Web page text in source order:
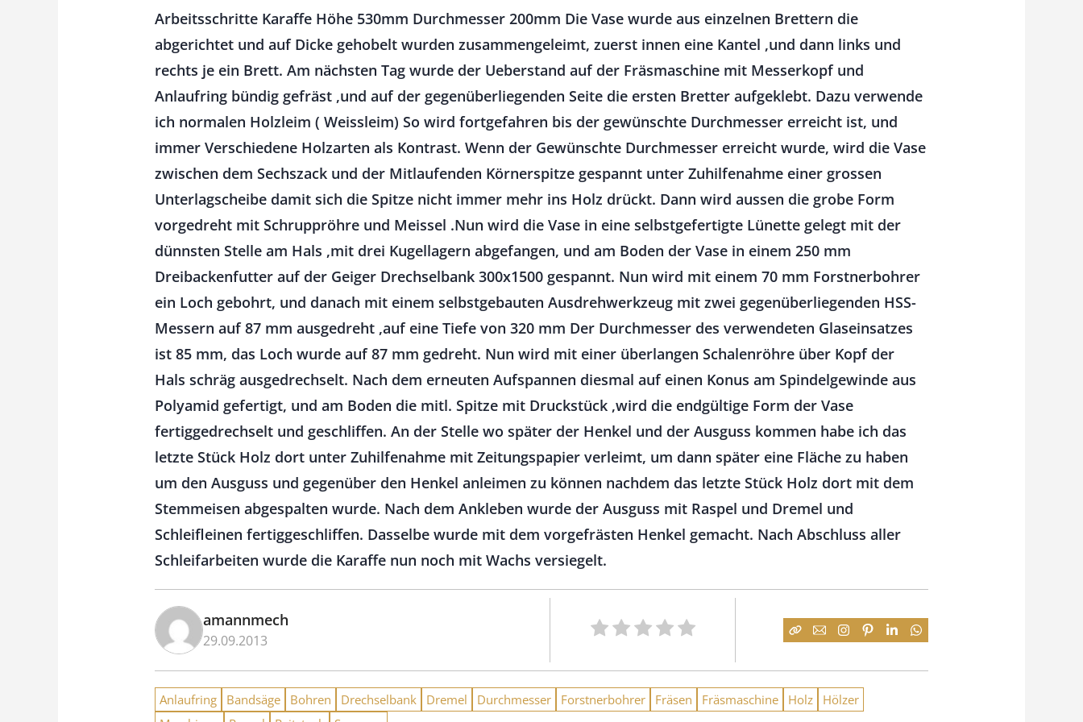
Arbeitsschritte Karaffe Höhe 530mm Durchmesser 200mm Die Vase wurde aus einzelnen Brettern die
abgerichtet und auf Dicke gehobelt wurden zusammengeleimt, zuerst innen eine Kantel ,und dann links und
rechts je ein Brett. Am nächsten Tag wurde der Ueberstand auf der Fräsmaschine mit Messerkopf und
Anlaufring bündig gefräst ,und auf der gegenüberliegenden Seite die ersten Bretter aufgeklebt. Dazu verwende
ich normalen Holzleim ( Weissleim) So wird fortgefahren bis der gewünschte Durchmesser erreicht ist, und
immer Verschiedene Holzarten als Kontrast. Wenn der Gewünschte Durchmesser erreicht wurde, wird die Vase
zwischen dem Sechszack und der Mitlaufenden Körnerspitze gespannt unter Zuhilfenahme einer grossen
Unterlagscheibe damit sich die Spitze nicht immer mehr ins Holz drückt. Dann wird aussen die grobe Form
vorgedreht mit Schruppröhre und Meissel .Nun wird die Vase in eine selbstgefertigte Lünette gelegt mit der
dünnsten Stelle am Hals ,mit drei Kugellagern abgefangen, und am Boden der Vase in einem 250 mm
Dreibackenfutter auf der Geiger Drechselbank 300x1500 gespannt. Nun wird mit einem 70 mm Forstnerbohrer
ein Loch gebohrt, und danach mit einem selbstgebauten Ausdrehwerkzeug mit zwei gegenüberliegenden HSS-
Messern auf 87 mm ausgedreht ,auf eine Tiefe von 320 mm Der Durchmesser des verwendeten Glaseinsatzes
ist 85 mm, das Loch wurde auf 87 mm gedreht. Nun wird mit einer überlangen Schalenröhre über Kopf der
Hals schräg ausgedrechselt. Nach dem erneuten Aufspannen diesmal auf einen Konus am Spindelgewinde aus
Polyamid gefertigt, und am Boden die mitl. Spitze mit Druckstück ,wird die endgültige Form der Vase
fertiggedrechselt und geschliffen. An der Stelle wo später der Henkel und der Ausguss kommen habe ich das
letzte Stück Holz dort unter Zuhilfenahme mit Zeitungspapier verleimt, um dann später eine Fläche zu haben
um den Ausguss und gegenüber den Henkel anleimen zu können nachdem das letzte Stück Holz dort mit dem
Stemmeisen abgespalten wurde. Nach dem Ankleben wurde der Ausguss mit Raspel und Dremel und
Schleifleinen fertiggeschliffen. Dasselbe wurde mit dem vorgefrästen Henkel gemacht. Nach Abschluss aller
Schleifarbeiten wurde die Karaffe nun noch mit Wachs versiegelt.
amannmech
29.09.2013
Anlaufring Bandsäge Bohren Drechselbank Dremel Durchmesser Forstnerbohrer Fräsen Fräsmaschine Holz
Hölzer